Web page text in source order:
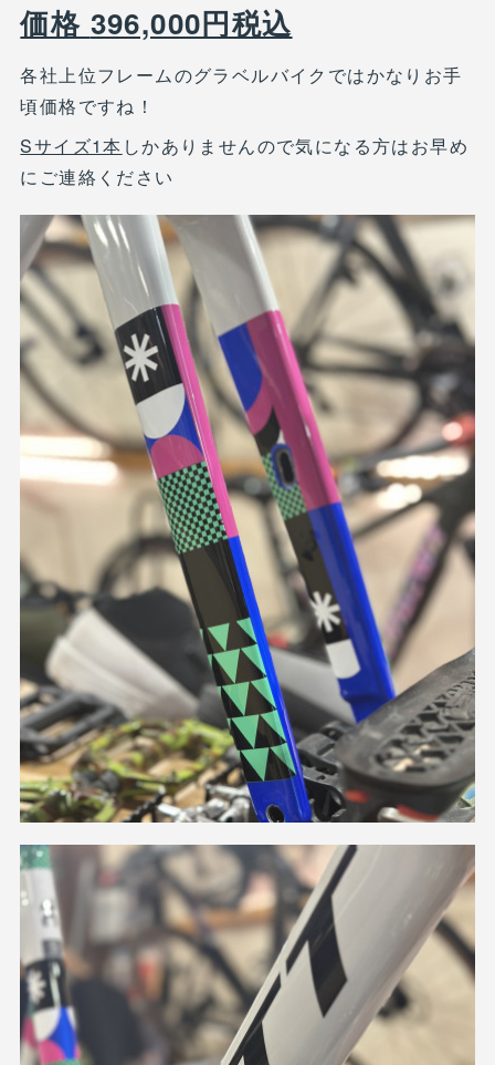
価格 396,000円税込
各社上位フレームのグラベルバイクではかなりお手
頃価格ですね！
Sサイズ1本 しかありませんので気になる方はお早め
にご連絡ください